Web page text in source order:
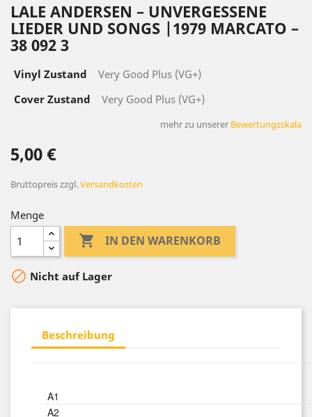
LALE ANDERSEN – UNVERGESSENE
LIEDER UND SONGS |1979 MARCATO –
38 092 3
Vinyl Zustand
Very Good Plus (VG+)
Cover Zustand
Very Good Plus (VG+)
mehr zu unserer Bewertungsskala
5,00 €
Bruttopreiszzgl.Versandkosten
Menge
 IN DEN WARENKORB
 Nicht auf Lager
Beschreibung
A1
A2